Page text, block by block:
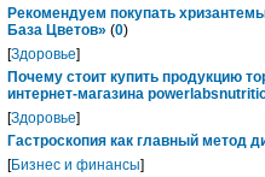
Рекомендуем покупать
База Цветов» (0)
[Здоровье]
Почему стоит купить продукцию
интернет-магазина
[Здоровье]
Гастроскопия как главный метод
[Бизнес и финансы]